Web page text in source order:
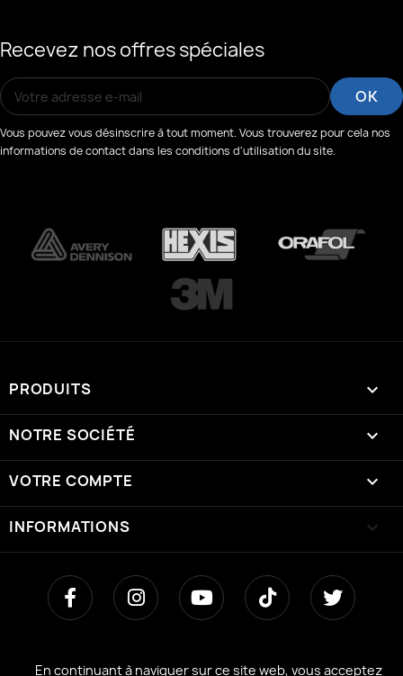
En continuant à naviguer sur ce site web, vous acceptez
Recevez nos offres spéciales
Vous pouvez vous désinscrire à tout moment. Vous trouverez pour cela nos
informations de contact dans les conditions d'utilisation du site.
PRODUITS 
NOTRE SOCIÉTÉ 
VOTRE COMPTE 
INFORMATIONS keyboard_arrow_down
En continuant à naviguer sur ce site web, vous acceptez